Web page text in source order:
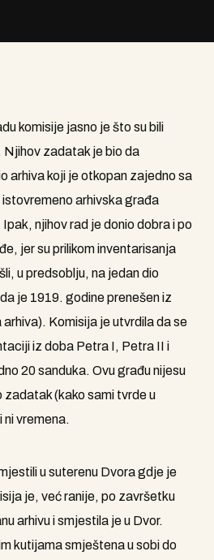
komisije jasno je što su bili
zadatak je bio da
arhiva koji je otkopan zajedno sa
arhivska građa
njihov rad je donio dobra i po
jer su prilikom inventarisanja
u predsoblju, na jedan dio
je 1919. godine prenešen iz
Komisija je utvrdila da se
iz doba Petra I, Petra II i
20 sanduka. Ovu građu nijesu
zadatak (kako sami tvrde u
ni vremena.
u suterenu Dvora gdje je
je, već ranije, po završetku
arhivu i smjestila je u Dvor.
kutijama smještena u sobi do